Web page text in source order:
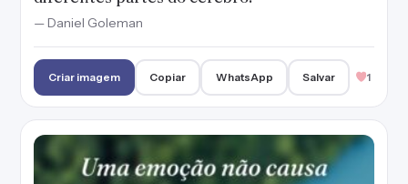
— Daniel Goleman
Criar imagem Copiar WhatsApp Salvar 1